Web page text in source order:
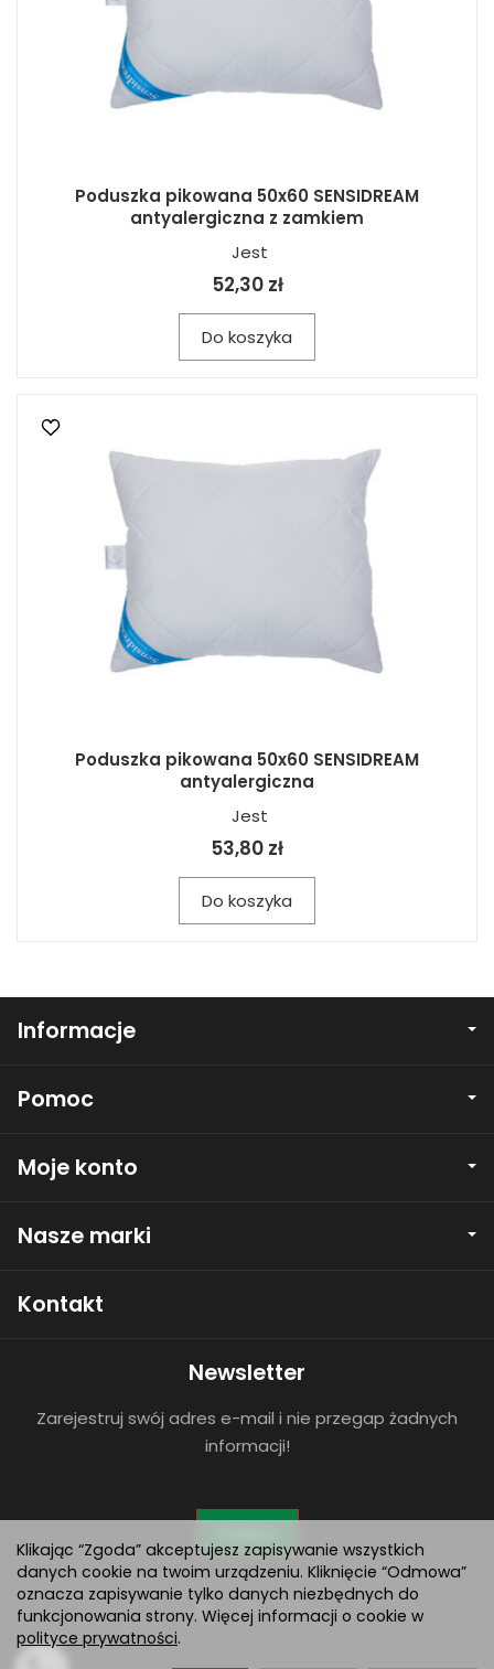
Poduszka pikowana 50x60 SENSIDREAM
antyalergiczna z zamkiem
Jest
52,30 zł
Do koszyka
Poduszka pikowana 50x60 SENSIDREAM
antyalergiczna
Jest
53,80 zł
Do koszyka
Informacje
Pomoc
Moje konto
Nasze marki
Kontakt
Newsletter
Zarejestruj swój adres e-mail i nie przegap żadnych
informacji!
Klikając “Zgoda” akceptujesz zapisywanie wszystkich
danych cookie na twoim urządzeniu. Kliknięcie “Odmowa”
oznacza zapisywanie tylko danych niezbędnych do
funkcjonowania strony. Więcej informacji o cookie w
polityce prywatności.